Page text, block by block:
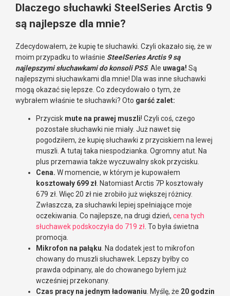
Dlaczego słuchawki SteelSeries Arctis 9
są najlepsze dla mnie?
Zdecydowałem, że kupię te słuchawki. Czyli okazało się, że w
moim przypadku to właśnie SteelSeries Arctis 9 są
najlepszymi słuchawkami do konsoli PS5. Ale uwaga! Są
najlepszymi słuchawkami dla mnie! Dla was inne słuchawki
mogą okazać się lepsze. Co zdecydowało o tym, że
wybrałem właśnie te słuchawki? Oto garść zalet:
Przycisk mute na prawej muszli! Czyli coś, czego
pozostałe słuchawki nie miały. Już nawet się
pogodziłem, że kupię słuchawki z przyciskiem na lewej
muszli. A tutaj taka niespodzianka. Ogromny atut. Na
plus przemawia także wyczuwalny skok przycisku.
Cena. W momencie, w którym je kupowałem
kosztowały 699 zł . Natomiast Arctis 7P kosztowały
679 zł. Więc 20 zł nie zrobiło już większej różnicy.
Zwłaszcza, za słuchawki lepiej spełniające moje
oczekiwania. Co najlepsze, na drugi dzień, cena tych
słuchawek podskoczyła do 719 zł . To była świetna
promocja.
Mikrofon na pałąku . Na dodatek jest to mikrofon
chowany do muszli słuchawek. Lepszy byłby co
prawda odpinany, ale do chowanego byłem już
wcześniej przekonany.
Czas pracy na jednym ładowaniu . Myślę, że 20 godzin